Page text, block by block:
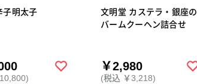
子明太子
文明堂 カステラ・銀座の
バームクーヘン詰合せ
￥2,980
(税込 ￥3,218)